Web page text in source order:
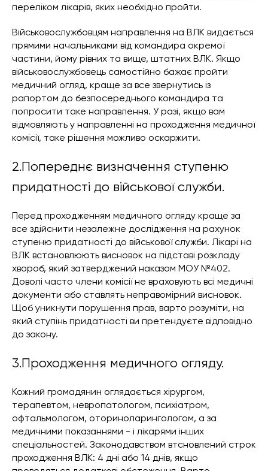
переліком лікарів, яких необхідно пройти.
Військовослужбовцям направлення на ВЛК видається
прямими начальниками від командира окремої
частини, йому рівних та вище, штатних ВЛК. Якщо
військовослужбовець самостійно бажає пройти
медичний огляд, краще за все звернутись із
рапортом до безпосереднього командира та
попросити таке направлення. У разі, якщо вам
відмовляють у направленні на проходження медичної
комісії, таке рішення можливо оскаржити.
2.Попереднє визначення ступеню
придатності до військової служби.
Перед проходженням медичного огляду краще за
все здійснити незалежне дослідження на рахунок
ступеню придатності до військової служби. Лікарі на
ВЛК встановлюють висновок на підставі розкладу
хвороб, який затверджений наказом МОУ №402.
Доволі часто члени комісії не враховують всі медичні
документи або ставлять неправомірний висновок.
Щоб уникнути порушення прав, варто розуміти, на
який ступінь придатності ви претендуєте відповідно
до закону.
3.Проходження медичного огляду.
Кожний громадянин оглядається хірургом,
терапевтом, невропатологом, психіатром,
офтальмологом, оториноларингологом, а за
медичними показаннями - і лікарями інших
спеціальностей. Законодавством втсновлений строк
проходження ВЛК: 4 дні або 14 днів, якщо